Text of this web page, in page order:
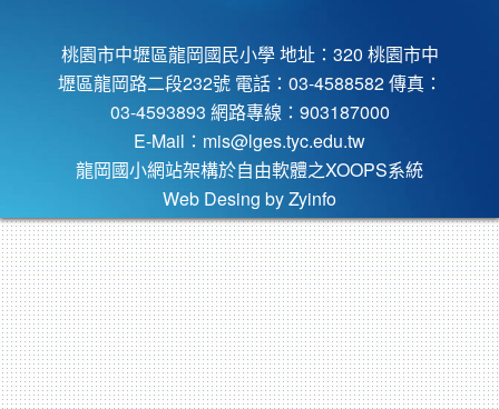
桃園市中壢區龍岡國民小學 地址：320 桃園市中
壢區龍岡路二段232號 電話：03-4588582 傳真：
03-4593893 網路專線：903187000
E-Mail： mis@lges.tyc.edu.tw
龍岡國小網站架構於自由軟體之XOOPS系統
Web Desing by Zyinfo